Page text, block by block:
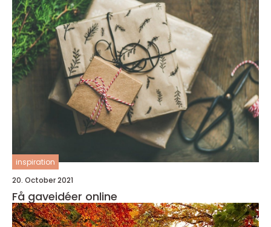
inspiration
20. October 2021
Få gaveidéer online